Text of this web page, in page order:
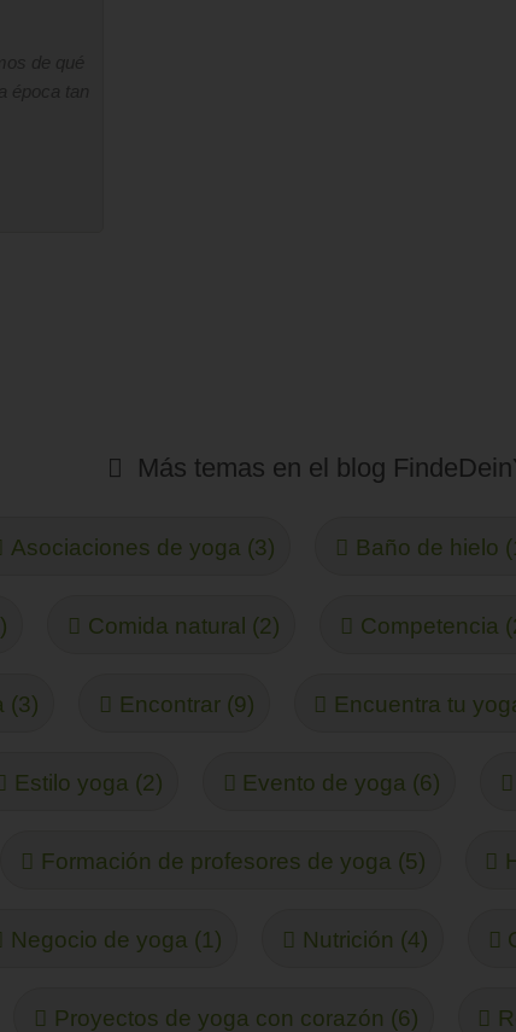
Más temas en el blog
Asociaciones de yoga (3) Baño de hielo
Comida natural (2) Competencia
(3) Encontrar (9) Encuentra tu
Estilo yoga (2) Evento de yoga (6)
Formación de profesores de yoga (5)
Negocio de yoga (1) Nutrición (4)
Proyectos de yoga con corazón (6)